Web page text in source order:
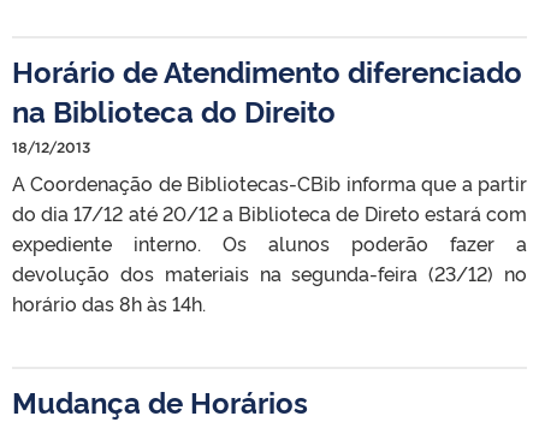
Horário de Atendimento diferenciado
na Biblioteca do Direito
18/12/2013
A Coordenação de Bibliotecas-CBib informa que a partir
do dia 17/12 até 20/12 a Biblioteca de Direto estará com
expediente interno. Os alunos poderão fazer a
devolução dos materiais na segunda-feira (23/12) no
horário das 8h às 14h.
Mudança de Horários